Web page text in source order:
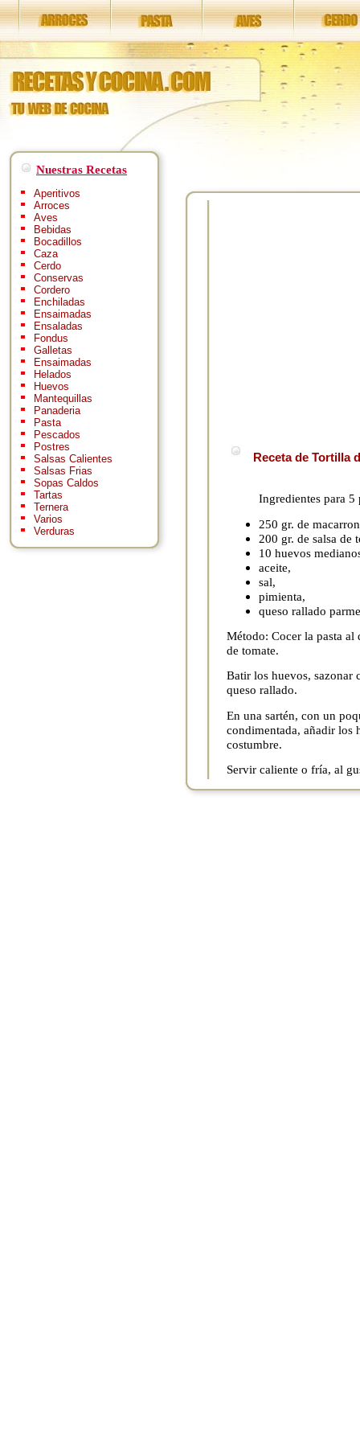
Nuestras Recetas
Aperitivos
Arroces
Aves
Bebidas
Bocadillos
Caza
Cerdo
Conservas
Cordero
Enchiladas
Ensaimadas
Ensaladas
Fondus
Galletas
Ensaimadas
Helados
Huevos
Mantequillas
Panaderia
Pasta
Pescados
Postres
Salsas Calientes
Salsas Frias
Sopas Caldos
Tartas
Ternera
Varios
Verduras
Receta de Tortilla
Ingredientes para 5
250 gr. de
200 gr. de salsa de
10 huevos
aceite,
sal,
pimienta,
queso rallado
Método: Cocer la pasta al
de tomate.
Batir los huevos, sazonar
queso rallado.
En una sartén, con un
condimentada, añadir los
costumbre.
Servir caliente o fría, al